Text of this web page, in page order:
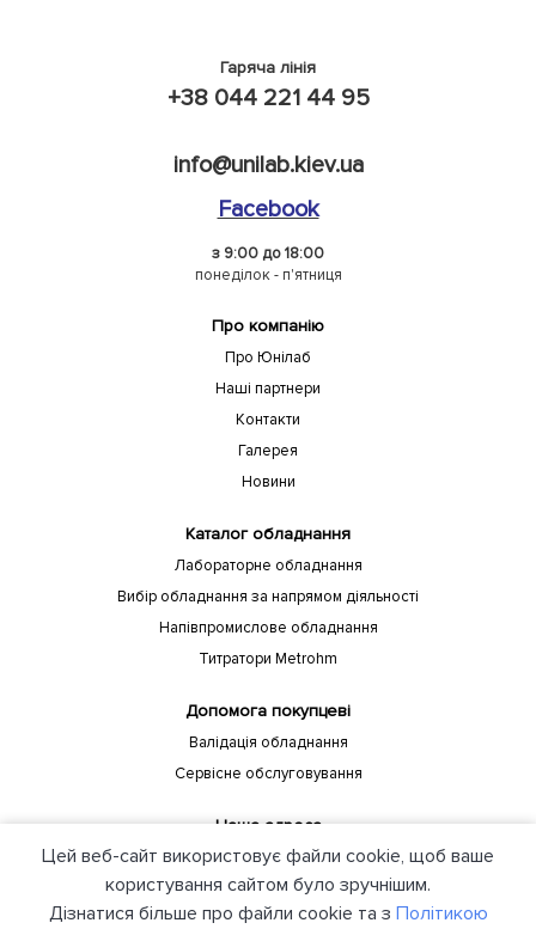
Гаряча лінія
+38 044 221 44 95
info@unilab.kiev.ua
Facebook
з 9:00 до 18:00
понеділок - п'ятниця
Про компанію
Про Юнілаб
Наші партнери
Контакти
Галерея
Новини
Каталог обладнання
Лабораторне обладнання
Вибір обладнання за напрямом діяльності
Напівпромислове обладнання
Титратори Metrohm
Допомога покупцеві
Валідація обладнання
Сервісне обслуговування
Наша адреса
Україна, Київ, 04208, пр-т Європейського союзу, 88 Б Компанія
Цей веб-сайт використовує файли cookie, щоб ваше
користування сайтом було зручнішим.
Дізнатися більше про файли cookie та з Політикою